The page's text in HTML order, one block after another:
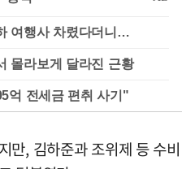
여행사 차렸다더니…
몰라보게 달라진 근황
억 전세금 편취 사기"
만, 김하준과 조위제 등 수비